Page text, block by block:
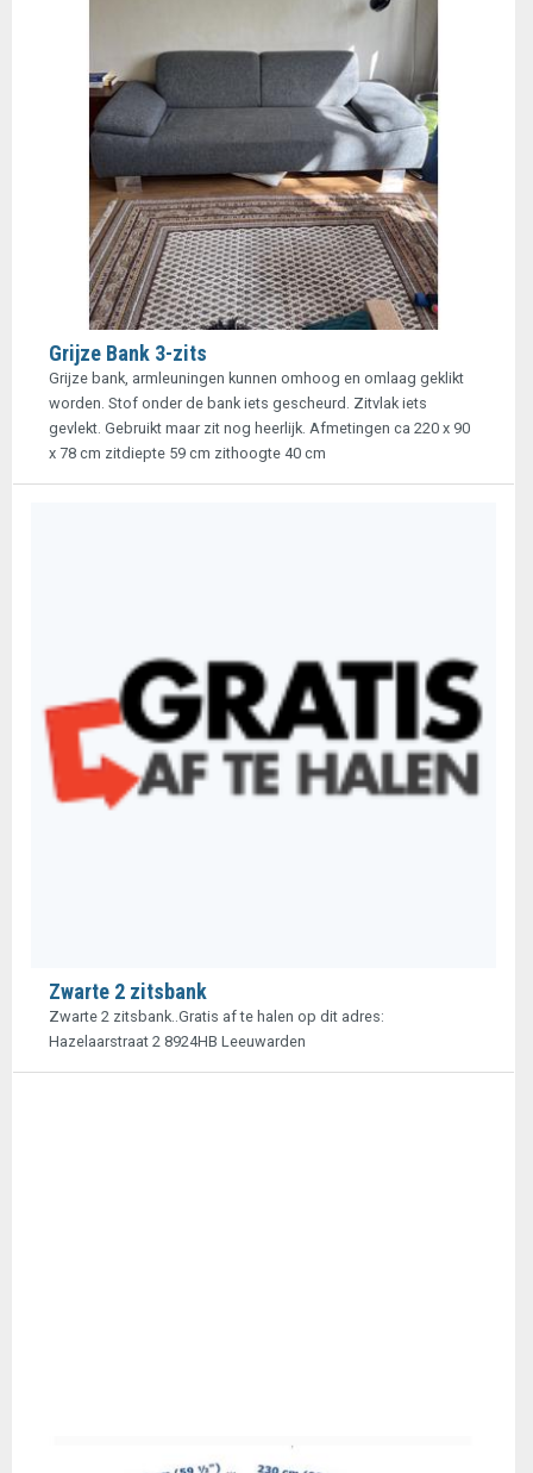
Grijze Bank 3-zits
Grijze bank, armleuningen kunnen omhoog en omlaag geklikt
worden. Stof onder de bank iets gescheurd. Zitvlak iets
gevlekt. Gebruikt maar zit nog heerlijk. Afmetingen ca 220 x 90
x 78 cm zitdiepte 59 cm zithoogte 40 cm
Zwarte 2 zitsbank
Zwarte 2 zitsbank..Gratis af te halen op dit adres:
Hazelaarstraat 2 8924HB Leeuwarden